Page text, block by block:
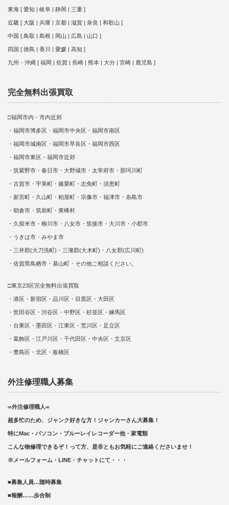
東海 [ 愛知 | 岐阜 | 静岡 | 三重 ]
近畿 [ 大阪 | 兵庫 | 京都 | 滋賀 | 奈良 | 和歌山 ]
中国 [ 鳥取 | 島根 | 岡山 | 広島 | 山口 ]
四国 [ 徳島 | 香川 | 愛媛 | 高知 ]
九州・沖縄 [ 福岡 | 佐賀 | 長崎 | 熊本 | 大分 | 宮崎 | 鹿児島 ]
完全無料出張買取
□福岡市内・市内近郊
・福岡市博多区・福岡市中央区・福岡市南区
・福岡市城南区・福岡市早良区・福岡市西区
・福岡市東区・福岡市近郊
・筑紫野市・春日市・大野城市・太宰府市・那珂川町
・古賀市・宇美町・篠栗町・志免町・須恵町
・新宮町・久山町・粕屋町・宗像市・福津市・糸島市
・朝倉市・筑前町・東峰村
・久留米市・柳川市・八女市・筑後市・大川市・小郡市
・うきは市・みやま市
・三井郡(大刀洗町)・三潴郡(大木町)・八女郡(広川町)
・佐賀県鳥栖市・基山町・その他ご相談ください。
□東京23区完全無料出張買取
・港区・新宿区・品川区・目黒区・大田区
・世田谷区・渋谷区・中野区・杉並区・練馬区
・台東区・墨田区・江東区・荒川区・足立区
・葛飾区・江戸川区・千代田区・中央区・文京区
・豊島区・北区・板橋区
外注修理職人募集
∞外注修理職人∞
超多忙のため、ジャンク好きな方！ジャンカーさん大募集！
特にMac・パソコン・ブルーレイレコーダー他・家電類
こんな物修理できるぞ！って方、是非ともお気軽にご連絡くださいませ！
※メールフォーム・LINE・チャットにて・・・
■募集人員…随時募集
■報酬……歩合制